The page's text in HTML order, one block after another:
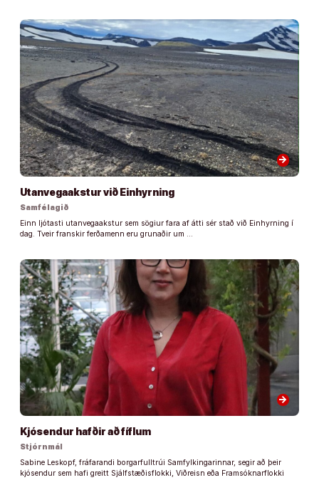
arrow_forward
Utanvegaakstur við Einhyrning
Samfélagið
Einn ljótasti utanvegaakstur sem sögiur fara af átti sér stað við Einhyrning í
dag. Tveir franskir ferðamenn eru grunaðir um …
arrow_forward
Kjósendur hafðir að fíflum
Stjórnmál
Sabine Leskopf, fráfarandi borgarfulltrúi Samfylkingarinnar, segir að þeir
kjósendur sem hafi greitt Sjálfstæðisflokki, Viðreisn eða Framsóknarflokki